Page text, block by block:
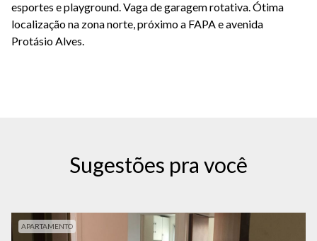
esportes e playground. Vaga de garagem rotativa. Ótima
localização na zona norte, próximo a FAPA e avenida
Protásio Alves.
Sugestões pra você
APARTAMENTO